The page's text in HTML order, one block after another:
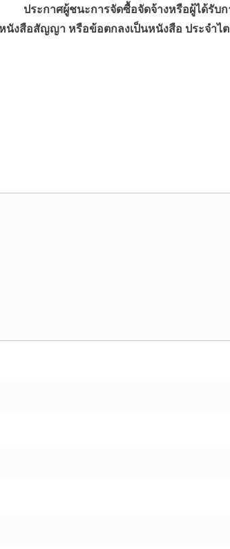
ประกาศผู้ชนะการจัดซื้อจัดจ้างหรือผู้ได้รับ
หนังสือสัญญา หรือข้อตกลงเป็นหนังสือ ประจำไ